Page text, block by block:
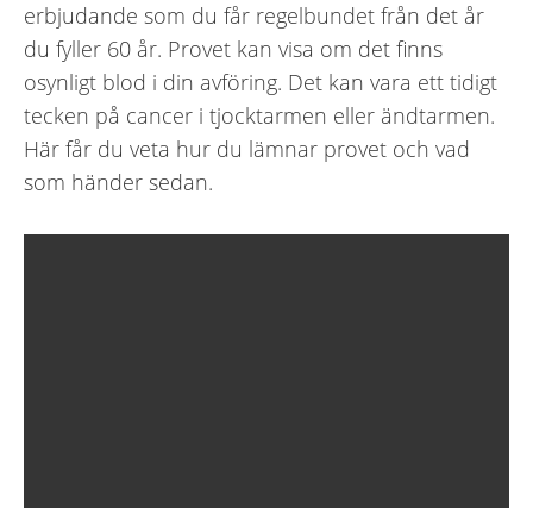
erbjudande som du får regelbundet från det år
du fyller 60 år. Provet kan visa om det finns
osynligt blod i din avföring. Det kan vara ett tidigt
tecken på cancer i tjocktarmen eller ändtarmen.
Här får du veta hur du lämnar provet och vad
som händer sedan.